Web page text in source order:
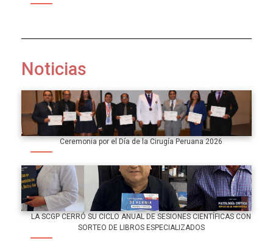
Noticias
Ceremonia por el Día de la Cirugía Peruana 2026
LA SCGP CERRÓ SU CICLO ANUAL DE SESIONES CIENTÍFICAS CON
SORTEO DE LIBROS ESPECIALIZADOS